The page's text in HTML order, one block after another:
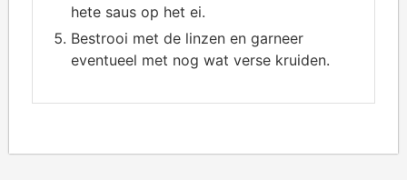
hete saus op het ei.
Bestrooi met de linzen en garneer
eventueel met nog wat verse kruiden.